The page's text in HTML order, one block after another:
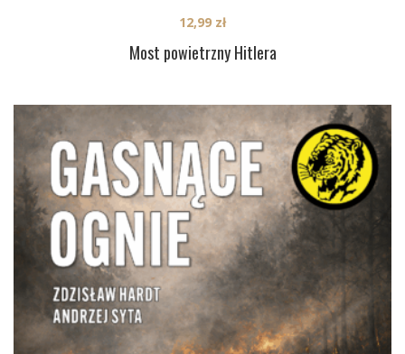
Most powietrzny Hitlera
12,99 zł